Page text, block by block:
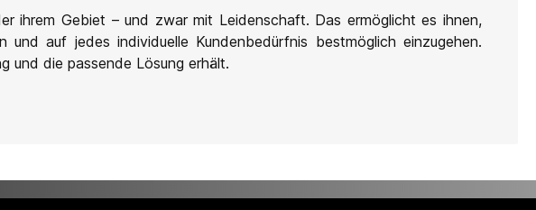
ihrem Gebiet – und zwar mit Leidenschaft. Das ermöglicht es ihnen,
auf jedes individuelle Kundenbedürfnis bestmöglich einzugehen.
und die passende Lösung erhält.